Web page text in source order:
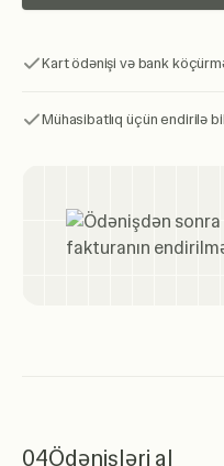
Kart ödənişi və bank
Mühasibatlıq üçün endirilə
04Ödənişləri al